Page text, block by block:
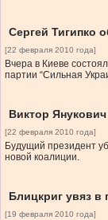
Сергей Тигипко
[22 февраля 2010 года]
Вчера в Киеве
партии “Сильная
Виктор
[22 февраля 2010 года]
Будущий президент
новой коалиции.
Блицкриг увяз в
[19 февраля 2010 года]